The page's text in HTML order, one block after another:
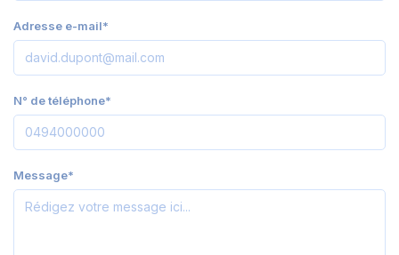
Adresse e-mail*
N° de téléphone*
Message*